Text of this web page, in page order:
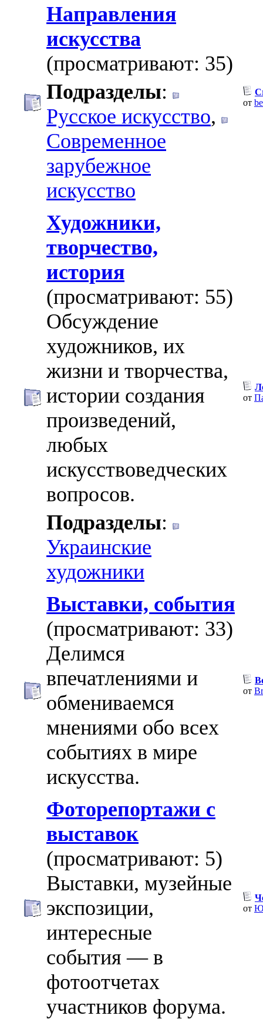
Направления
искусства
(просматривают: 35)
Подразделы:
Русское искусство,
Современное
зарубежное
искусство
от
Художники,
творчество,
история
(просматривают: 55)
Обсуждение
художников, их
жизни и творчества,
истории создания
произведений,
любых
искусствоведческих
вопросов.
Подразделы:
Украинские
художники
от
Выставки, события
(просматривают: 33)
Делимся
впечатлениями и
обмениваемся
мнениями обо всех
событиях в мире
искусства.
от
Фоторепортажи с
выставок
(просматривают: 5)
Выставки, музейные
экспозиции,
интересные
события — в
фотоотчетах
участников форума.
от